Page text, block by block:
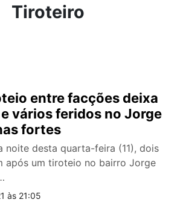
Tiroteiro
entre facções deixa
vários feridos no Jorge
fortes
noite desta quarta-feira (11), dois
após um tiroteio no bairro Jorge
às 21:05